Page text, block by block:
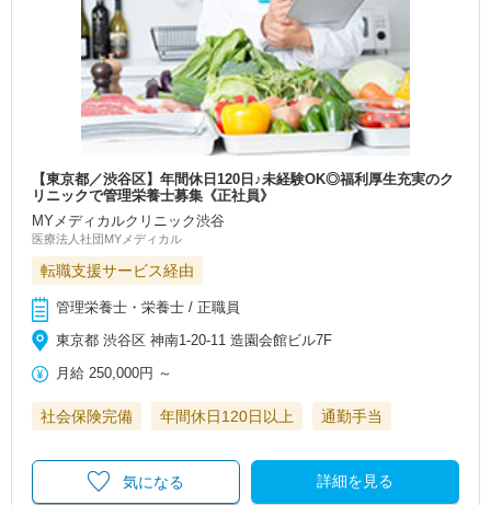
【東京都／渋谷区】年間休日120日♪未経験OK◎福利厚生充実のク
リニックで管理栄養士募集《正社員》
MYメディカルクリニック渋谷
医療法人社団MYメディカル
転職支援サービス経由
管理栄養士・栄養士 / 正職員
東京都 渋谷区 神南1‐20-11 造園会館ビル7F
月給 250,000円 ～
社会保険完備 年間休日120日以上 通勤手当
詳細を見る
気になる